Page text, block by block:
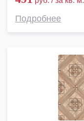
Подробнее